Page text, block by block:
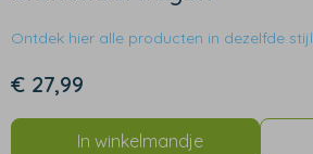
Ontdek hier alle producten in dezelfde stijl
€ 27,99
In winkelmandje